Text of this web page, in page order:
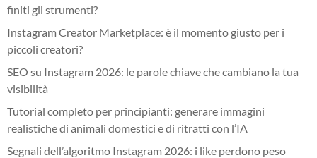
finiti gli strumenti?
Instagram Creator Marketplace: è il momento giusto per i
piccoli creatori?
SEO su Instagram 2026: le parole chiave che cambiano la tua
visibilità
Tutorial completo per principianti: generare immagini
realistiche di animali domestici e di ritratti con l’IA
Segnali dell’algoritmo Instagram 2026: i like perdono peso